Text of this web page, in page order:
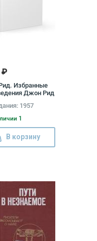
₽
Избранные
Джон Рид
1957
1
В корзину